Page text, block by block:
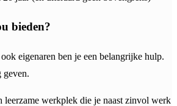
bieden?
eigenaren ben je een belangrijke hulp.
geven.
leerzame werkplek die je naast zinvol werk